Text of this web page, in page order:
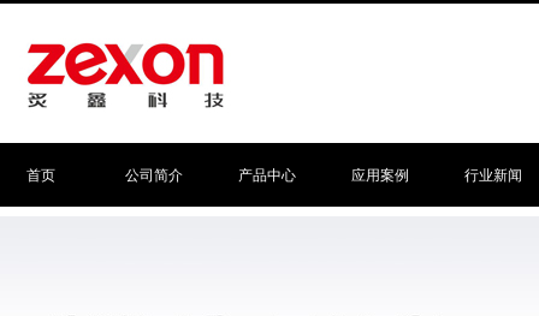
首页 公司简介 产品中心 应用案例 行业新闻